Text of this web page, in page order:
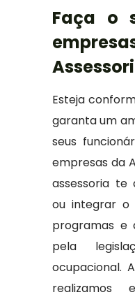
Faça o
Esteja
garanta um
seus
empresas da
assessoria
ou integrar o
programas e
pela
ocupacional.
realizamos